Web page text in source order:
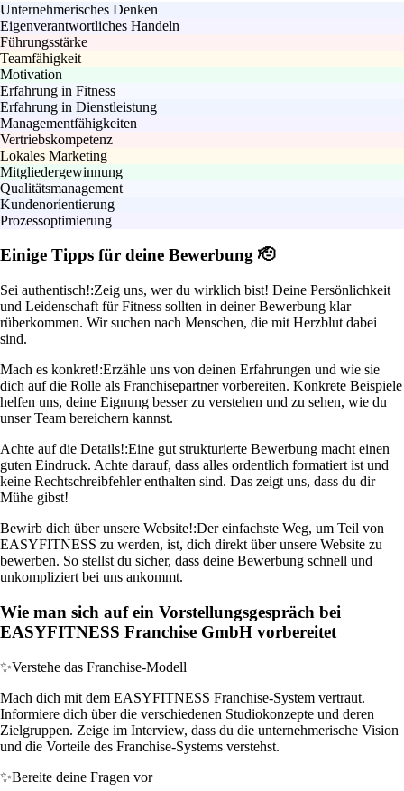
Unternehmerisches Denken
Eigenverantwortliches Handeln
Führungsstärke
Teamfähigkeit
Motivation
Erfahrung in Fitness
Erfahrung in Dienstleistung
Managementfähigkeiten
Vertriebskompetenz
Lokales Marketing
Mitgliedergewinnung
Qualitätsmanagement
Kundenorientierung
Prozessoptimierung
Einige Tipps für deine Bewerbung 🫡
Sei authentisch!:Zeig uns, wer du wirklich bist! Deine Persönlichkeit
und Leidenschaft für Fitness sollten in deiner Bewerbung klar
rüberkommen. Wir suchen nach Menschen, die mit Herzblut dabei
sind.
Mach es konkret!:Erzähle uns von deinen Erfahrungen und wie sie
dich auf die Rolle als Franchisepartner vorbereiten. Konkrete Beispiele
helfen uns, deine Eignung besser zu verstehen und zu sehen, wie du
unser Team bereichern kannst.
Achte auf die Details!:Eine gut strukturierte Bewerbung macht einen
guten Eindruck. Achte darauf, dass alles ordentlich formatiert ist und
keine Rechtschreibfehler enthalten sind. Das zeigt uns, dass du dir
Mühe gibst!
Bewirb dich über unsere Website!:Der einfachste Weg, um Teil von
EASYFITNESS zu werden, ist, dich direkt über unsere Website zu
bewerben. So stellst du sicher, dass deine Bewerbung schnell und
unkompliziert bei uns ankommt.
Wie man sich auf ein Vorstellungsgespräch bei
EASYFITNESS Franchise GmbH vorbereitet
✨Verstehe das Franchise-Modell
Mach dich mit dem EASYFITNESS Franchise-System vertraut.
Informiere dich über die verschiedenen Studiokonzepte und deren
Zielgruppen. Zeige im Interview, dass du die unternehmerische Vision
und die Vorteile des Franchise-Systems verstehst.
✨Bereite deine Fragen vor